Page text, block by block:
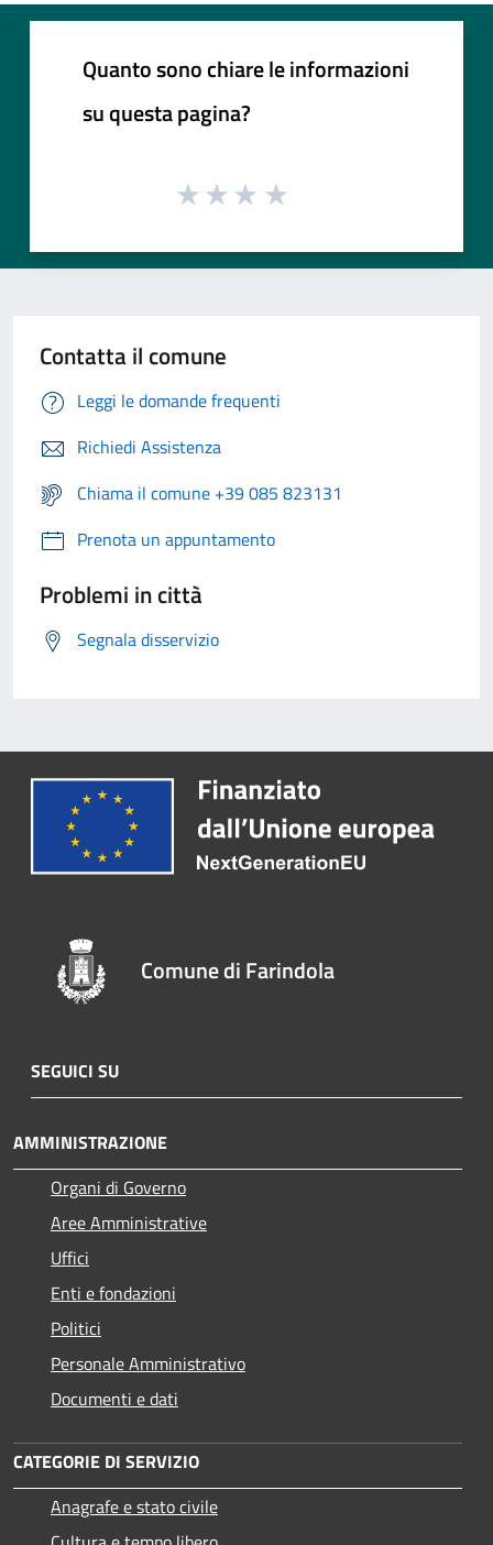
Quanto sono chiare le informazioni
su questa pagina?
Contatta il comune
Leggi le domande frequenti
Richiedi Assistenza
Chiama il comune +39 085 823131
Prenota un appuntamento
Problemi in città
Segnala disservizio
Comune di Farindola
SEGUICI SU
AMMINISTRAZIONE
Organi di Governo
Aree Amministrative
Uffici
Enti e fondazioni
Politici
Personale Amministrativo
Documenti e dati
CATEGORIE DI SERVIZIO
Anagrafe e stato civile